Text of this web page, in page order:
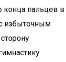
конца пальцев в
избыточным